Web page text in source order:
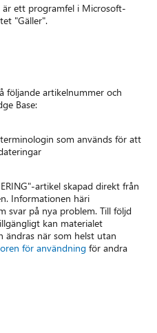
ett programfel i Microsoft-
"Gäller".
följande artikelnummer och
Base:
som används för att
artikel skapad direkt från
Informationen häri
svar på nya problem. Till följd
kan materialet
ändras när som helst utan
för användning för andra